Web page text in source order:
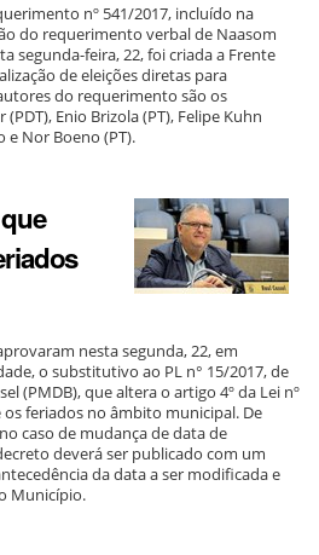
nº 541/2017, incluído na
do requerimento verbal de Naasom
segunda-feira, 22, foi criada a Frente
de eleições diretas para
do requerimento são os
Enio Brizola (PT), Felipe Kuhn
e Nor Boeno (PT).
nesta segunda, 22, em
o substitutivo ao PL n° 15/2017, de
(PMDB), que altera o artigo 4º da Lei nº
feriados no âmbito municipal. De
caso de mudança de data de
deverá ser publicado com um
da data a ser modificada e
Município.